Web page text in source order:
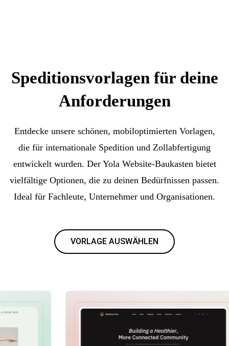
Speditionsvorlagen für deine
Anforderungen
Entdecke unsere schönen, mobiloptimierten Vorlagen,
die für internationale Spedition und Zollabfertigung
entwickelt wurden. Der Yola Website-Baukasten bietet
vielfältige Optionen, die zu deinen Bedürfnissen passen.
Ideal für Fachleute, Unternehmer und Organisationen.
VORLAGE AUSWÄHLEN